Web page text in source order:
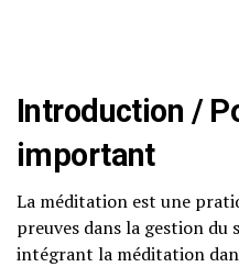
Introduction /
important
La méditation est une
preuves dans la gestion du
intégrant la méditation